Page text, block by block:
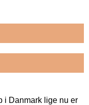
i Danmark lige nu er